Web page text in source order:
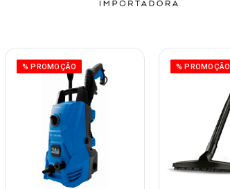
% PROMOÇÃO % PROMOÇÃO